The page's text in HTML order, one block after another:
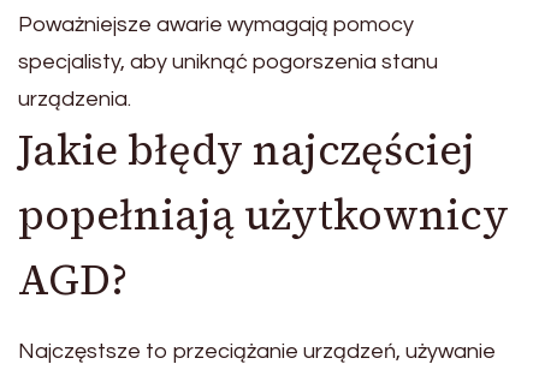
Poważniejsze awarie wymagają pomocy
specjalisty, aby uniknąć pogorszenia stanu
urządzenia.
Jakie błędy najczęściej
popełniają użytkownicy
AGD?
Najczęstsze to przeciążanie urządzeń, używanie